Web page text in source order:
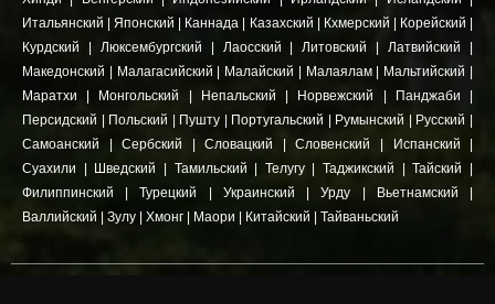
Итальянский |Японский Каннада Казахский Кхмерский Корейский
Курдский
Люксембургский Лаосский |Литовский |Латвийский
Македонский
Малагасийский Малайский Малаялам| Мальтийский
Маратхи
Монгольский Непальский Норвежский Панджаби
Персидский
Польский Пушту Португальский Румынский Русский
Самоанский |Сербский |Словацкий |Словенский Испанский
Суахили
Шведский Тамильский Телугу|Таджикский |Тайский
Филиппинский |Турецкий Украинский |Урду Вьетнамский
Валлийский
Зулу Хмонг Маори Китайский Тайваньский